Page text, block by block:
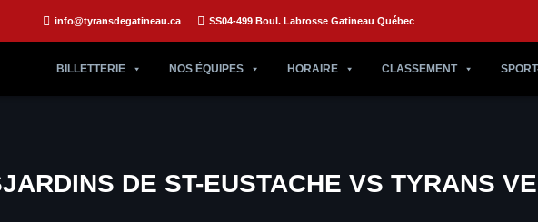
info@tyransdegatineau.ca SS04-499 Boul. Labrosse Gatineau Québec
BILLETTERIE NOS ÉQUIPES HORAIRE CLASSEMENT
DE ST-EUSTACHE VS TYRANS